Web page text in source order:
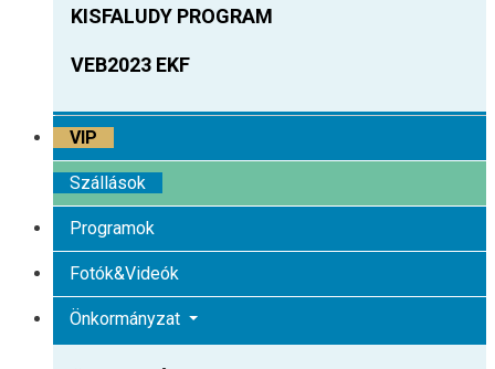
KISFALUDY PROGRAM
VEB2023 EKF
VIP
Szállások
Programok
Fotók&Videók
Önkormányzat